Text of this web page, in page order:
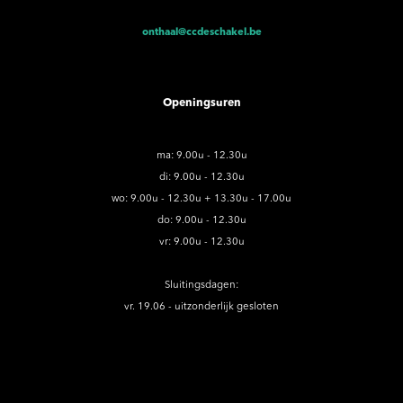
onthaal@ccdeschakel.be
Openingsuren
ma: 9.00u - 12.30u
di: 9.00u - 12.30u
wo: 9.00u - 12.30u + 13.30u - 17.00u
do: 9.00u - 12.30u
vr: 9.00u - 12.30u
Sluitingsdagen:
vr. 19.06 - uitzonderlijk gesloten